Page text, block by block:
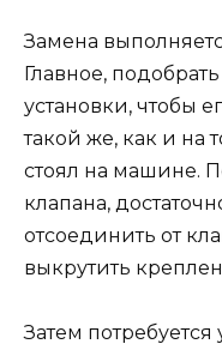
Замена
Главное,
установки, чтобы
такой же, как и на
стоял на машине.
клапана,
отсоединить от
выкрутить
Затем